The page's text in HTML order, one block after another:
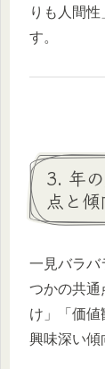
りも人間
す。
3. 年
点と傾
一見バラバ
つかの共通
け」「価値
興味深い傾